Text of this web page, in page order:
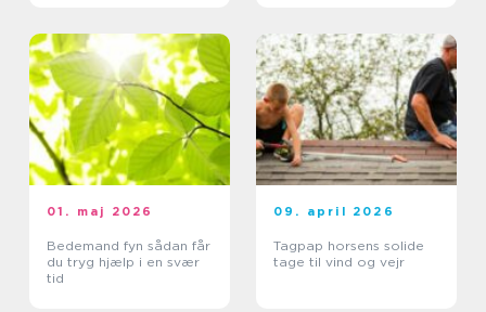
01. maj 2026
Bedemand fyn sådan får
du tryg hjælp i en svær
tid
09. april 2026
Tagpap horsens solide
tage til vind og vejr